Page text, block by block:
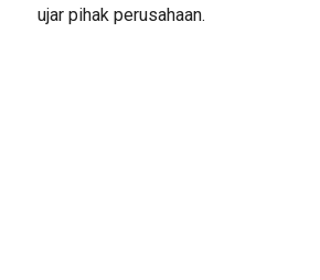
ujar pihak perusahaan.